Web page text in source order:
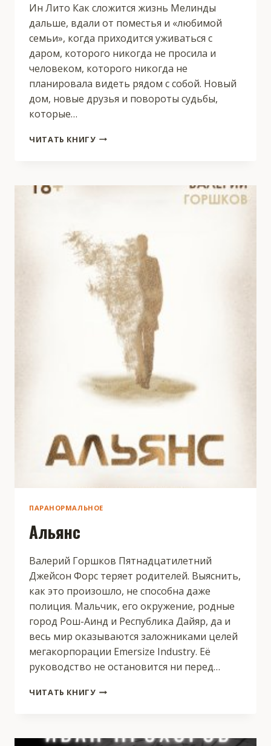
Ин Лито Как сложится жизнь Мелинды
дальше, вдали от поместья и «любимой
семьи», когда приходится уживаться с
даром, которого никогда не просила и
человеком, которого никогда не
планировала видеть рядом с собой. Новый
дом, новые друзья и повороты судьбы,
которые…
ЧИТАТЬ КНИГУВИДЯЩАЯ
ПАРАНОРМАЛЬНОЕ
Альянс
Валерий Горшков Пятнадцатилетний
Джейсон Форс теряет родителей. Выяснить,
как это произошло, не способна даже
полиция. Мальчик, его окружение, родные
город Рош-Аинд и Республика Дайяр, да и
весь мир оказываются заложниками целей
мегакорпорации Emersize Industry. Её
руководство не остановится ни перед…
ЧИТАТЬ КНИГУАЛЬЯНС